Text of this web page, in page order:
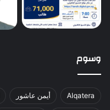
وسوم
Alqatera أيمن عاشور